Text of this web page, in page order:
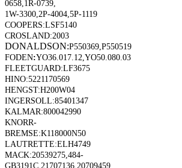
0658,1R-0739,
1W-3300,2P-4004,5P-1119
COOPERS:LSF5140
CROSLAND:2003
DONALDSON:P550369,P550519
FODEN:YO36.017.12,YO50.080.03
FLEETGUARD:LF3675
HINO:5221170569
HENGST:H200W04
INGERSOLL:85401347
KALMAR:800042990
KNORR-
BREMSE:K118000N50
LAUTRETTE:ELH4749
MACK:20539275,484-
GB3191C,21707136,20709459